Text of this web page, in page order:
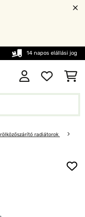
14 napos elállási jog
radiátorok